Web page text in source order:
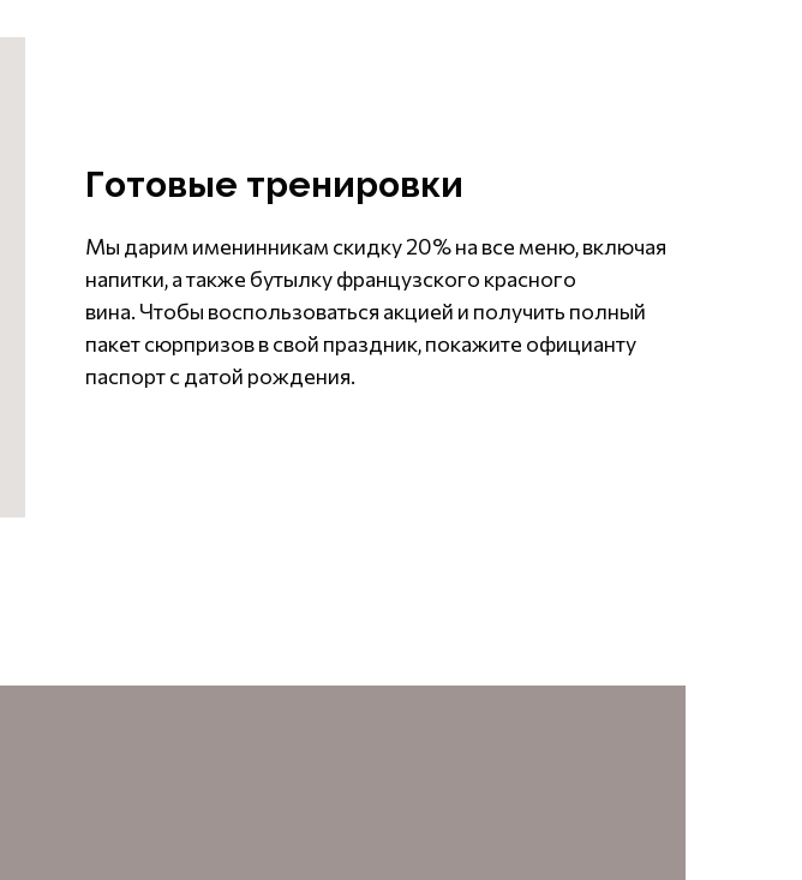
Готовые тренировки
Мы дарим именинникам скидку 20% на все меню, включая
напитки, а также бутылку французского красного
вина. Чтобы воспользоваться акцией и получить полный
пакет сюрпризов в свой праздник, покажите официанту
паспорт с датой рождения.